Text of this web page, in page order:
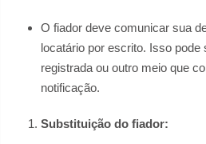
O fiador deve comunicar sua
locatário por escrito. Isso pode
registrada ou outro meio que
notificação.
Substituição do fiador: